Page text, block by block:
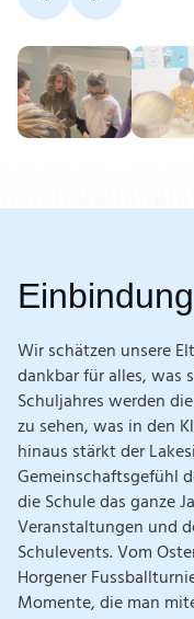
Einbindung
Wir schätzen unsere
dankbar für alles, was
Schuljahres werden
zu sehen, was in den
hinaus stärkt der
Gemeinschaftsgefühl
die Schule das ganze
Veranstaltungen und
Schulevents. Vom
Horgener
Momente, die man